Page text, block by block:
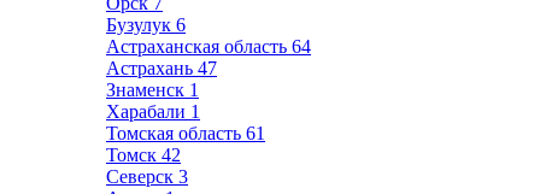
Бузулук 6
Астраханская область 64
Астрахань 47
Знаменск 1
Харабали 1
Томская область 61
Томск 42
Северск 3